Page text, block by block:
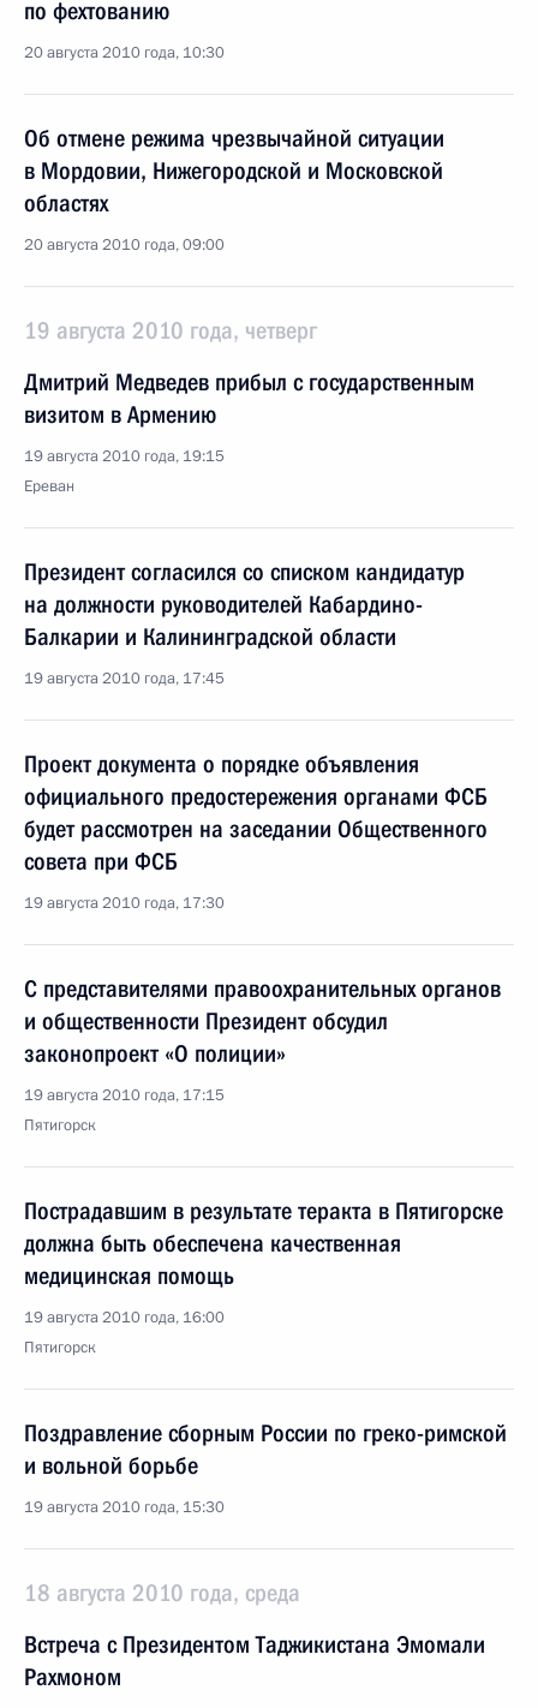
по фехтованию
20 августа 2010 года, 10:30
Об отмене режима чрезвычайной ситуации
в Мордовии, Нижегородской и Московской
областях
20 августа 2010 года, 09:00
19 августа 2010 года, четверг
Дмитрий Медведев прибыл с государственным
визитом в Армению
19 августа 2010 года, 19:15
Ереван
Президент согласился со списком кандидатур
на должности руководителей Кабардино-
Балкарии и Калининградской области
19 августа 2010 года, 17:45
Проект документа о порядке объявления
официального предостережения органами ФСБ
будет рассмотрен на заседании Общественного
совета при ФСБ
19 августа 2010 года, 17:30
С представителями правоохранительных органов
и общественности Президент обсудил
законопроект «О полиции»
19 августа 2010 года, 17:15
Пятигорск
Пострадавшим в результате теракта в Пятигорске
должна быть обеспечена качественная
медицинская помощь
19 августа 2010 года, 16:00
Пятигорск
Поздравление сборным России по греко-римской
и вольной борьбе
19 августа 2010 года, 15:30
18 августа 2010 года, среда
Встреча с Президентом Таджикистана Эмомали
Рахмоном